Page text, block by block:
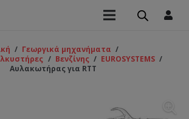
/ Γεωργικά μηχανήματα /
/ Βενζίνης / EUROSYSTEMS /
Αυλακωτήρας για RTT